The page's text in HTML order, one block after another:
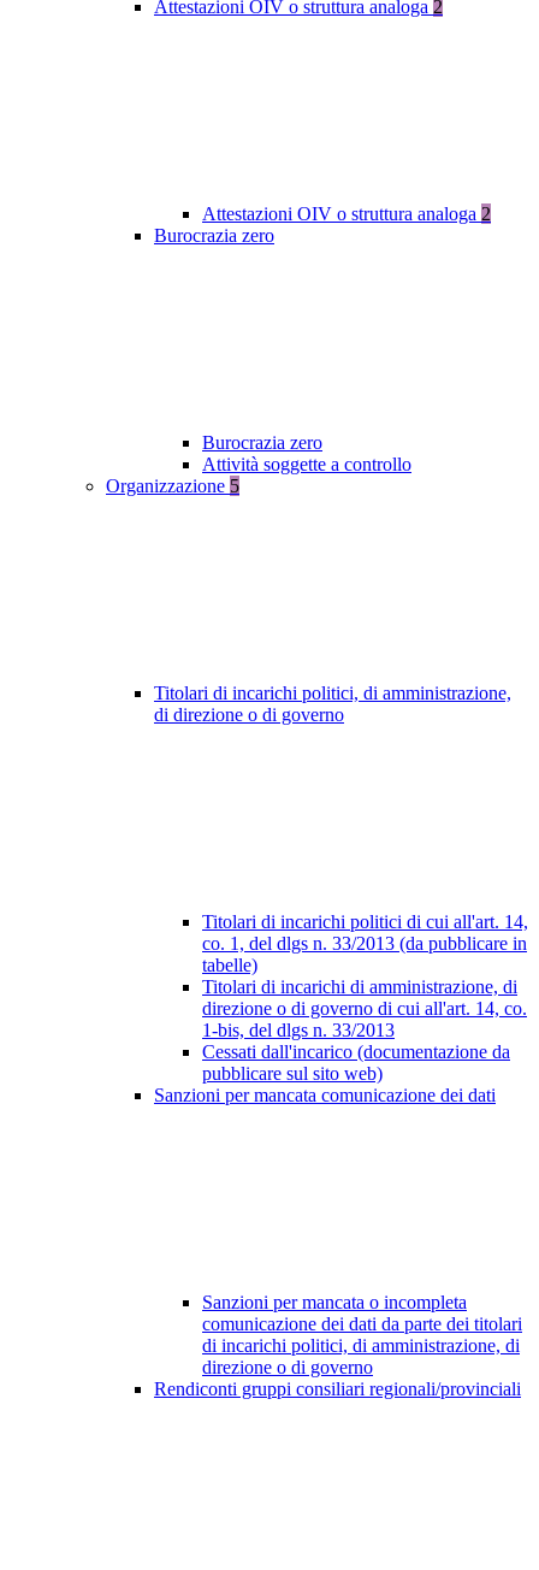
Attestazioni OIV o struttura analoga 2
Attestazioni OIV o struttura analoga 2
Burocrazia zero
Burocrazia zero
Attività soggette a controllo
Organizzazione 5
Titolari di incarichi politici, di amministrazione,
di direzione o di governo
Titolari di incarichi politici di cui all'art. 14,
co. 1, del dlgs n. 33/2013 (da pubblicare in
tabelle)
Titolari di incarichi di amministrazione, di
direzione o di governo di cui all'art. 14, co.
1-bis, del dlgs n. 33/2013
Cessati dall'incarico (documentazione da
pubblicare sul sito web)
Sanzioni per mancata comunicazione dei dati
Sanzioni per mancata o incompleta
comunicazione dei dati da parte dei titolari
di incarichi politici, di amministrazione, di
direzione o di governo
Rendiconti gruppi consiliari regionali/provinciali